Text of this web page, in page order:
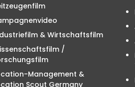
& Wirtschaftsfilm
/
Management &
Scout Germany